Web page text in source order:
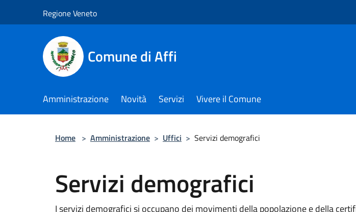
Regione Veneto
Comune di Affi
Amministrazione Novità Servizi Vivere il Comune
Home > Amministrazione > Uffici > Servizi demografici
Servizi demografici
I servizi demografici si occupano dei movimenti della popolazione e della